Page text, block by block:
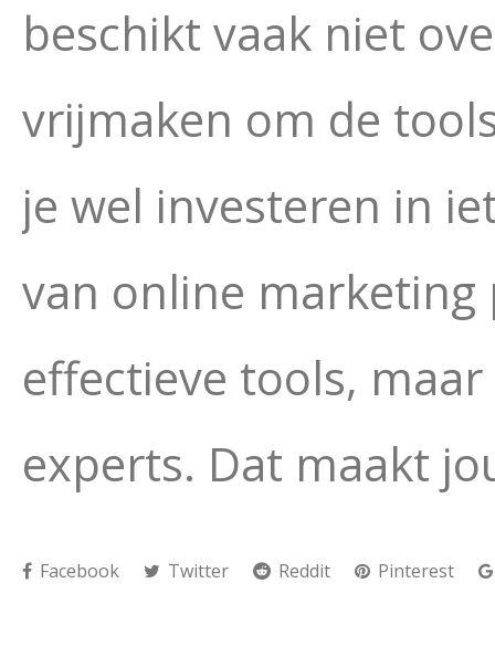
beschikt vaak niet
vrijmaken om de
je wel investeren in
van online marketing
effectieve tools,
experts. Dat maakt
Facebook Twitter Reddit Pinterest